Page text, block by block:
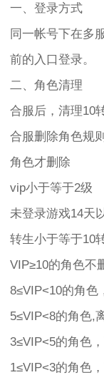
一、登录方式
同一帐号下在多
前的入口登录。
二、角色清理
合服后，清理10
合服删除角色规
角色才删除
vip小于等于2级
未登录游戏14天
转生小于等于10
VIP≥10的角色不
8≤VIP<10的角色
5≤VIP<8的角色,
3≤VIP<5的角色
1≤VIP<3的角色